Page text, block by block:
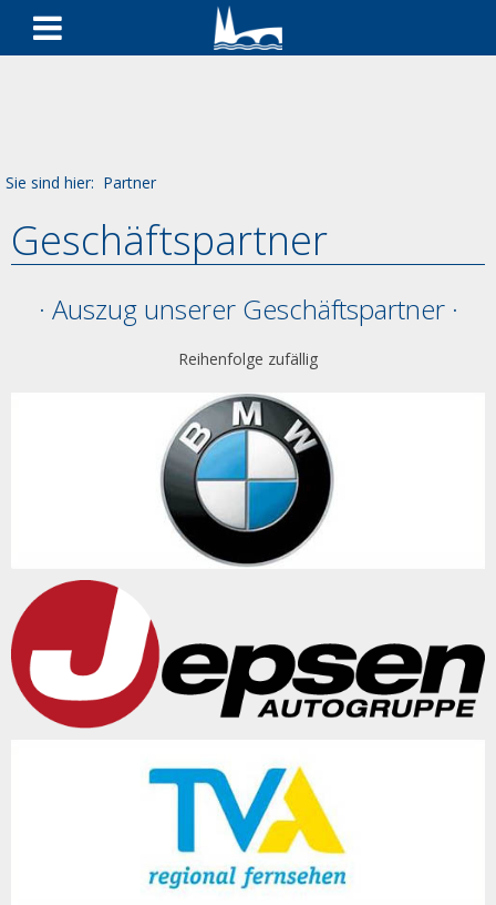
Sie sind hier: Partner
Geschäftspartner
· Auszug unserer Geschäftspartner ·
Reihenfolge zufällig